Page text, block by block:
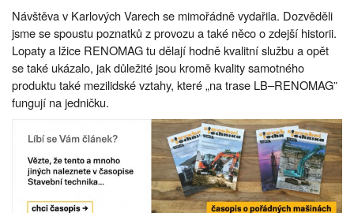
Návštěva v Karlových Varech se mimořádně vydařila. Dozvěděli
jsme se spoustu poznatků z provozu a také něco o zdejší historii.
Lopaty a lžice RENOMAG tu dělají hodně kvalitní službu a opět
se také ukázalo, jak důležité jsou kromě kvality samotného
produktu také mezilidské vztahy, které „na trase LB–RENOMAG”
fungují na jedničku.